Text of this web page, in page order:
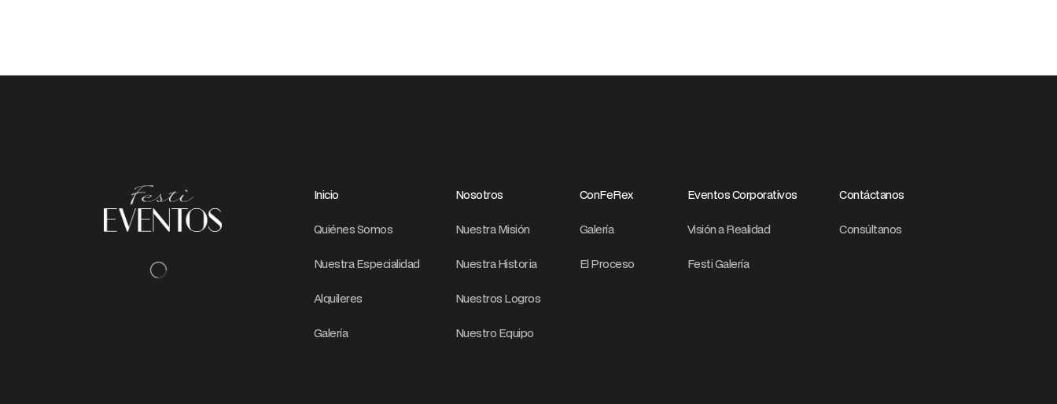
Inicio
Quiénes Somos
Nuestra Especialidad
Alquileres
Galería
Nosotros
Nuestra Misión
Nuestra Historia
Nuestros Logros
Nuestro Equipo
ConFeRex
Galería
El Proceso
Eventos Corporativos
Visión a Realidad
Festi Galería
Contáctanos
Consúltanos